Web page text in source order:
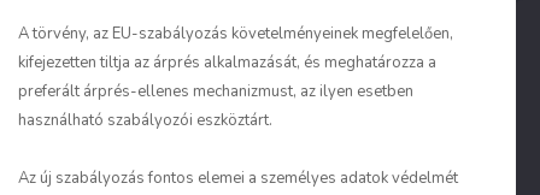
A törvény, az EU-szabályozás követelményeinek megfelelően,
kifejezetten tiltja az árprés alkalmazását, és meghatározza a
preferált árprés-ellenes mechanizmust, az ilyen esetben
használható szabályozói eszköztárt.
Az új szabályozás fontos elemei a személyes adatok védelmét